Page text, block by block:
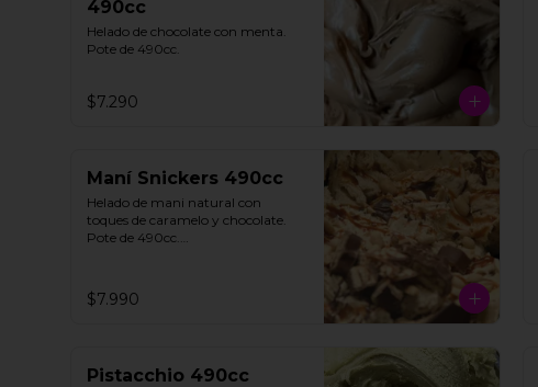
490cc
Helado de chocolate con menta.
Pote de 490cc.
$7.290
Maní Snickers 490cc
Helado de mani natural con
toques de caramelo y chocolate.
Pote de 490cc.
$7.990
Pistacchio 490cc